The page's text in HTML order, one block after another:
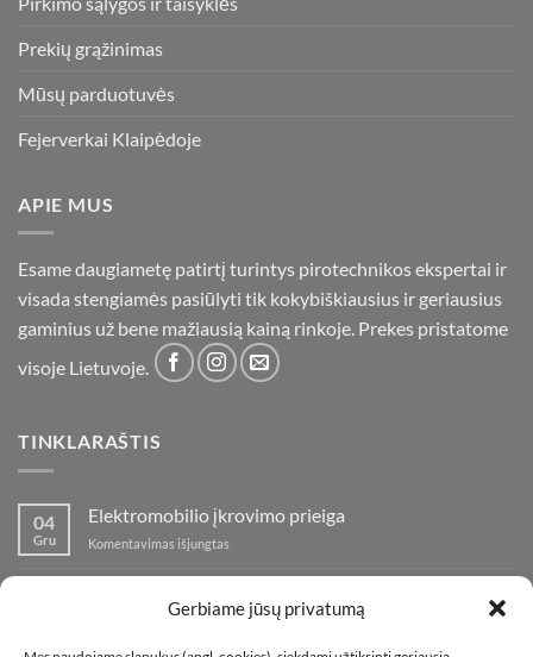
Gerbiame jūsų privatumą
Prekių grąžinimas
Mūsų parduotuvės
Fejerverkai Klaipėdoje
APIE MUS
Esame daugiametę patirtį turintys pirotechnikos ekspertai ir
visada stengiamės pasiūlyti tik kokybiškiausius ir geriausius
gaminius už bene mažiausią kainą rinkoje. Prekes pristatome
visoje Lietuvoje.
TINKLARAŠTIS
04
Gru
Elektromobilio įkrovimo prieiga
Komentavimas išjungtas
prieiga
Komentavimas išjungtasįraše